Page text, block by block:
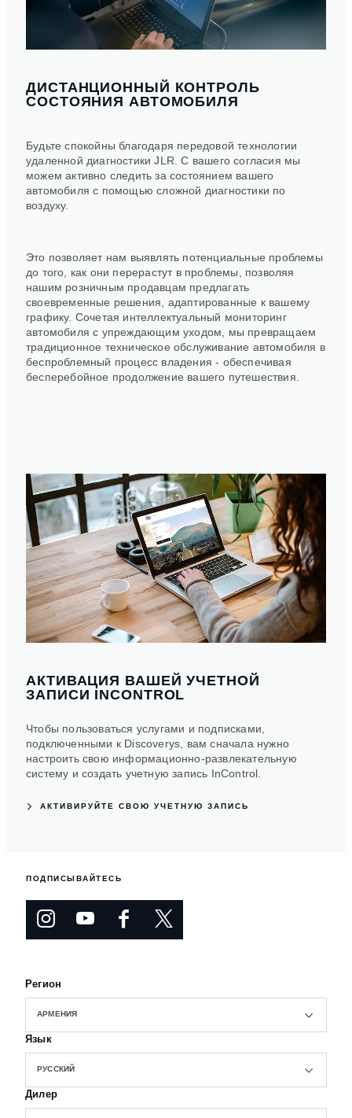
ДИСТАНЦИОННЫЙ КОНТРОЛЬ
СОСТОЯНИЯ АВТОМОБИЛЯ
Будьте спокойны благодаря передовой технологии
удаленной диагностики JLR. С вашего согласия мы
можем активно следить за состоянием вашего
автомобиля с помощью сложной диагностики по
воздуху.
Это позволяет нам выявлять потенциальные проблемы
до того, как они перерастут в проблемы, позволяя
нашим розничным продавцам предлагать
своевременные решения, адаптированные к вашему
графику. Сочетая интеллектуальный мониторинг
автомобиля с упреждающим уходом, мы превращаем
традиционное техническое обслуживание автомобиля в
беспроблемный процесс владения - обеспечивая
бесперебойное продолжение вашего путешествия.
АКТИВАЦИЯ ВАШЕЙ УЧЕТНОЙ
ЗАПИСИ INCONTROL
Чтобы пользоваться услугами и подписками,
подключенными к Discoverys, вам сначала нужно
настроить свою информационно-развлекательную
систему и создать учетную запись InControl.
АКТИВИРУЙТЕ СВОЮ УЧЕТНУЮ ЗАПИСЬ
ПОДПИСЫВАЙТЕСЬ
Регион
АРМЕНИЯ
Язык
РУССКИЙ
Дилер